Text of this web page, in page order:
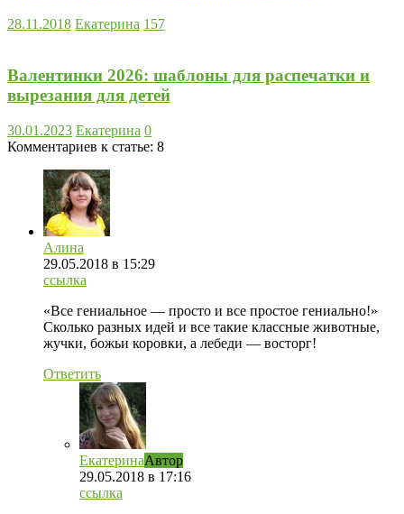
28.11.2018 Екатерина 157
Валентинки 2026: шаблоны для распечатки и
вырезания для детей
30.01.2023 Екатерина 0
Комментариев к статье: 8
Алина
29.05.2018 в 15:29
ссылка
«Все гениальное — просто и все простое гениально!»
Сколько разных идей и все такие классные животные,
жучки, божьи коровки, а лебеди — восторг!
Ответить
ЕкатеринаАвтор
29.05.2018 в 17:16
ссылка